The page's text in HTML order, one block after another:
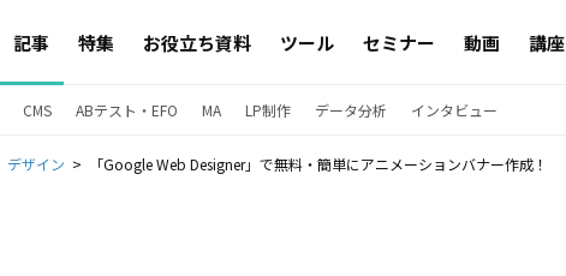
記事 特集 お役立ち資料 ツール セミナー 動画 講座
CMS ABテスト・EFO MA LP制作 データ分析 インタビュー
デザイン 「Google Web Designer」で無料・簡単にアニメーションバナー作成！